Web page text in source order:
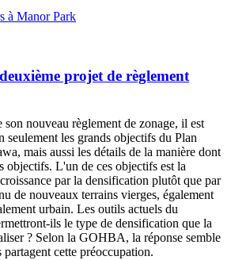
à Manor Park
projet de règlement
nouveau règlement de zonage, il est
seulement les grands objectifs du Plan
mais aussi les détails de la manière dont
objectifs. L'un de ces objectifs est la
par la densification plutôt que par
de nouveaux terrains vierges, également
urbain. Les outils actuels du
ils le type de densification que la
? Selon la GOHBA, la réponse semble
cette préoccupation.